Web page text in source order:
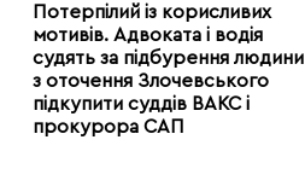
Потерпілий із корисливих
мотивів. Адвоката і водія
судять за підбурення людини
з оточення Злочевського
підкупити суддів ВАКС і
прокурора САП